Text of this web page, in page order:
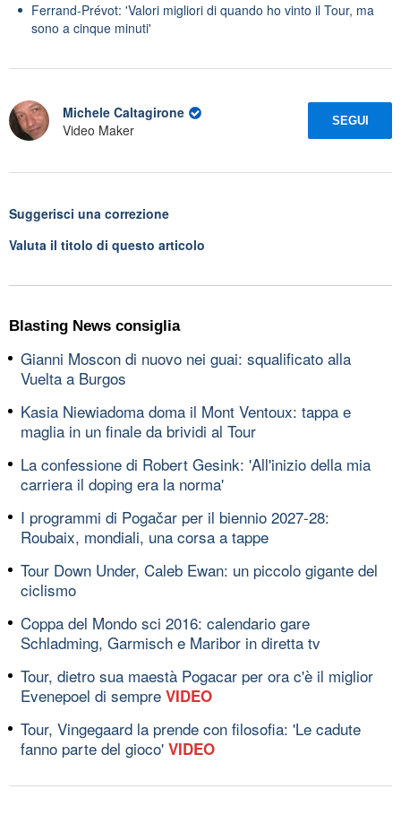
Ferrand-Prévot: 'Valori migliori di quando ho vinto il Tour, ma
sono a cinque minuti'
Michele Caltagirone
Video Maker
SEGUI
Suggerisci una correzione
Valuta il titolo di questo articolo
Blasting News consiglia
Gianni Moscon di nuovo nei guai: squalificato alla
Vuelta a Burgos
Kasia Niewiadoma doma il Mont Ventoux: tappa e
maglia in un finale da brividi al Tour
La confessione di Robert Gesink: 'All'inizio della mia
carriera il doping era la norma'
I programmi di Pogačar per il biennio 2027-28:
Roubaix, mondiali, una corsa a tappe
Tour Down Under, Caleb Ewan: un piccolo gigante del
ciclismo
Coppa del Mondo sci 2016: calendario gare
Schladming, Garmisch e Maribor in diretta tv
Tour, dietro sua maestà Pogacar per ora c'è il miglior
Evenepoel di sempre VIDEO
Tour, Vingegaard la prende con filosofia: 'Le cadute
fanno parte del gioco' VIDEO